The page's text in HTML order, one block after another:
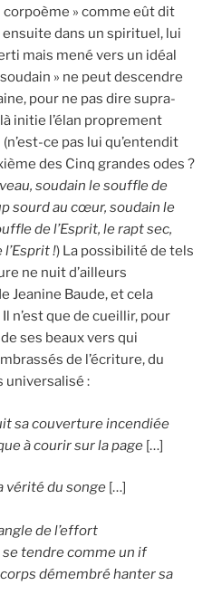
corpoème » comme eût dit
dans un spirituel, lui
mais mené vers un idéal
» ne peut descendre
pour ne pas dire supra-
initie l’élan proprement
(n’est-ce pas lui qu’entendit
des Cinq grandes odes ?
soudain le souffle de
sourd au cœur, soudain le
de l’Esprit, le rapt sec,
!) La possibilité de tels
ne nuit d’ailleurs
Jeanine Baude, et cela
n’est que de cueillir, pour
ses beaux vers qui
de l’écriture, du
universalisé :
sa couverture incendiée
à courir sur la page […]
vérité du songe […]
de l’effort
tendre comme un if
démembré hanter sa